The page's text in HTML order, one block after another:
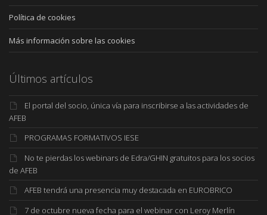
Política de cookies
Más información sobre las cookies
Últimos artículos
El portal del socio, única vía para inscribirse a las actividades de
AFEB
PROGRAMAS FORMATIVOS IESE
No te pierdas los webinars de Edra/GHIN gratuitos para los socios
de AFEB
AFEB tendrá una presencia muy destacada en EUROBRICO
7 de octubre nueva fecha para el webinar con Leroy Merlín